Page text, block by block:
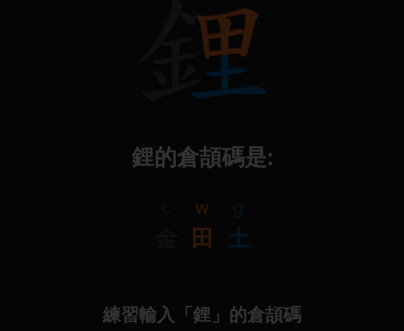
鋰的倉頡碼是:
w
田
g
土
練習輸入「鋰」的倉頡碼